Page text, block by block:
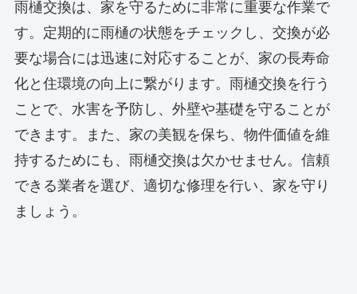
雨樋交換は、家を守るために非常に重要な作業で
す。定期的に雨樋の状態をチェックし、交換が必
要な場合には迅速に対応することが、家の長寿命
化と住環境の向上に繋がります。雨樋交換を行う
ことで、水害を予防し、外壁や基礎を守ることが
できます。また、家の美観を保ち、物件価値を維
持するためにも、雨樋交換は欠かせません。信頼
できる業者を選び、適切な修理を行い、家を守り
ましょう。